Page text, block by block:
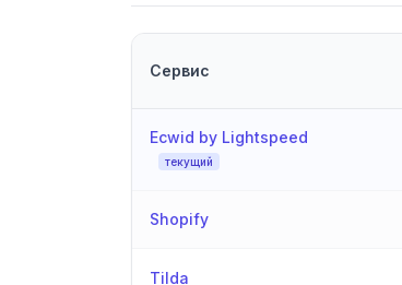
Сервис
Ecwid by Lightspeed
текущий
Shopify
Tilda